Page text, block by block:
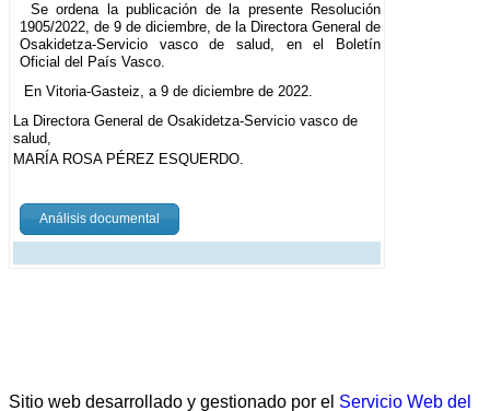
Se ordena la publicación de la presente Resolución
1905/2022, de 9 de diciembre, de la Directora General de
Osakidetza-Servicio vasco de salud, en el Boletín
Oficial del País Vasco.
En Vitoria-Gasteiz, a 9 de diciembre de 2022.
La Directora General de Osakidetza-Servicio vasco de
salud,
MARÍA ROSA PÉREZ ESQUERDO.
Análisis documental
Sitio web desarrollado y gestionado por el Servicio Web del